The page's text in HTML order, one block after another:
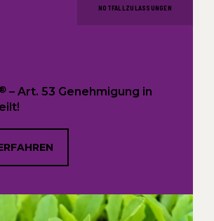
NOTFALLZULASSUNGEN
® – Art. 53 Genehmigung in